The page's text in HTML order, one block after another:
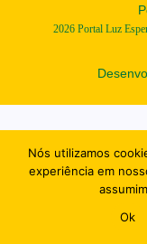
2026Portal Luz
Nós utilizamos
experiência em
Ok